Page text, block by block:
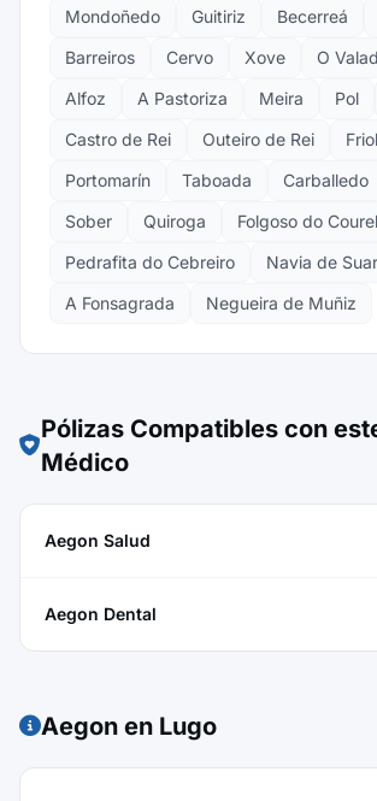
Mondoñedo
Guitiriz Becerreá
Barreiros
Cervo Xove
O
Alfoz
A Pastoriza Meira Pol
Castro de Rei
Outeiro de Rei Friol
Portomarín
Taboada Carballedo
Sober
Quiroga
Folgoso do Courel
Pedrafita do Cebreiro
Navia de
A Fonsagrada
Negueira de Muñiz
Pólizas Compatibles con
Médico
Aegon Salud
Aegon Dental
Aegon en Lugo